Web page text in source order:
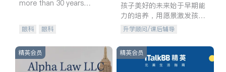
more than 30 years
眼科 眼科
孩子美好的未来始于早期能
力的培养，用愿景激发孩子
的学习潜力和动力。理念：
拥有成长型心态是成功的基
石。
升学顾问/课后辅导
精英会员 精英会员